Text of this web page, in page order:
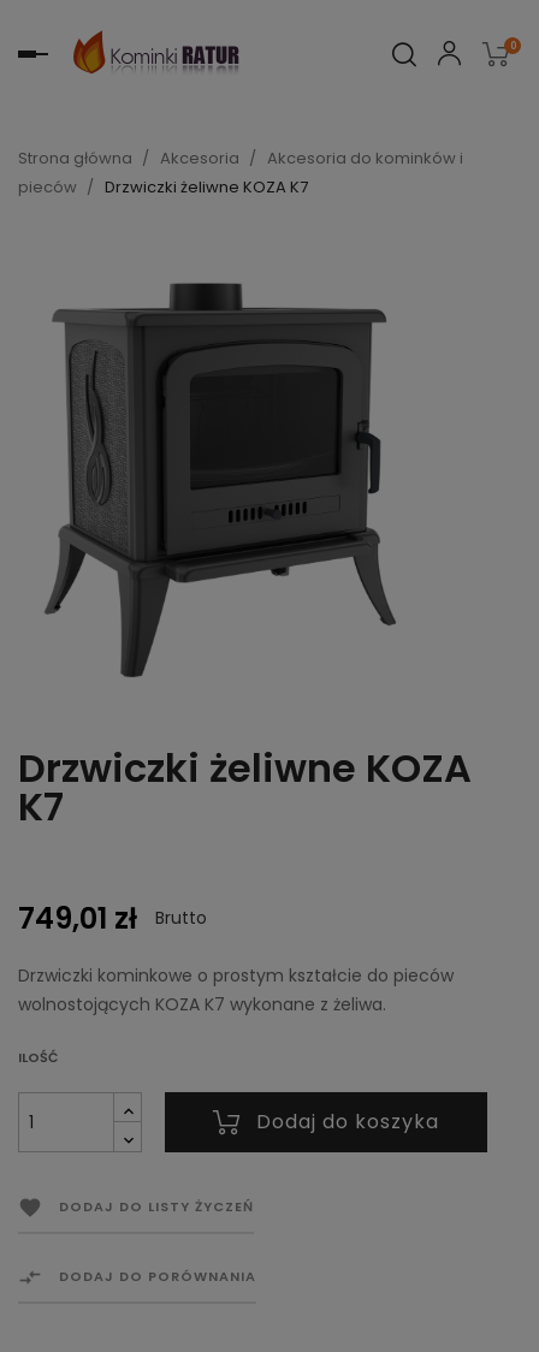
Toggle 0
Strona główna Akcesoria
Akcesoria do kominków i
pieców
Drzwiczki żeliwne KOZA K7
Drzwiczki żeliwne KOZA
K7
749,01 zł Brutto
Drzwiczki kominkowe o prostym kształcie do pieców
wolnostojących KOZA K7 wykonane z żeliwa.
ILOŚĆ
Dodaj do koszyka
 DODAJ DO LISTY ŻYCZEŃ
 DODAJ DO PORÓWNANIA